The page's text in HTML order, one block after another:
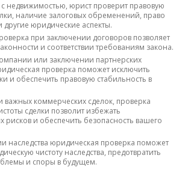
с недвижимостью, юрист проверит правовую
наличие залоговых обременений, право
другие юридические аспекты.
при заключении договоров позволяет
и соответствии требованиям закона.
или заключении партнерских
проверка поможет исключить
и обеспечить правовую стабильность в
важных коммерческих сделок, проверка
сделки позволит избежать
рисков и обеспечить безопасность вашего
наследства юридическая проверка поможет
чистоту наследства, предотвратить
и споры в будущем.